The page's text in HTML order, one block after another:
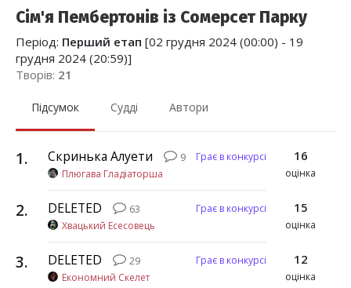
Сім'я Пембертонів із Сомерсет Парку
Період: Перший етап [02 грудня 2024 (00:00) - 19
грудня 2024 (20:59)]
Творів: 21
Підсумок Судді Автори
1. Скринька Алуети 9
Грає в конкурсі
Плюгава Гладіаторша
16
оцінка
2. DELETED 63
Грає в конкурсі
Хвацький Есесовець
15
оцінка
3. DELETED 29
Грає в конкурсі
Економний Скелет
12
оцінка